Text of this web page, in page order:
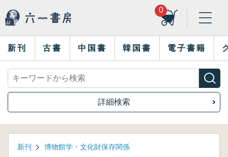
0
新刊 古書 中国書 韓国書 電子書籍
詳細検索
新刊 博物館学・文化財保存関係